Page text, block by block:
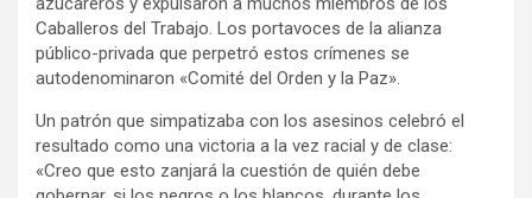
Caballeros del Trabajo. Los portavoces de la alianza
público-privada que perpetró estos crímenes se
autodenominaron «Comité del Orden y la Paz».
Un patrón que simpatizaba con los asesinos celebró el
resultado como una victoria a la vez racial y de clase:
«Creo que esto zanjará la cuestión de quién debe